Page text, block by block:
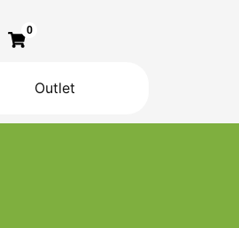
0
Outlet